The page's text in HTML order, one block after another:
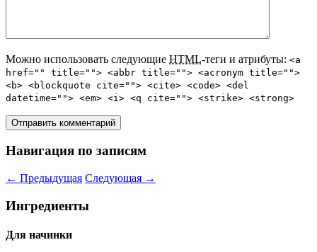
Можно использовать следующие HTML-теги и атрибуты: <a
href="" title=""> <abbr title=""> <acronym title="">
<b> <blockquote cite=""> <cite> <code> <del
datetime=""> <em> <i> <q cite=""> <strike> <strong>
Навигация по записям
← Предыдущая Следующая →
Ингредиенты
Для начинки